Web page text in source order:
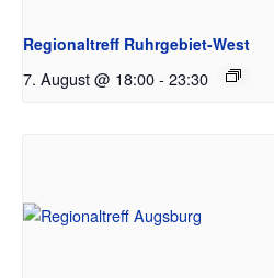
Regionaltreff Ruhrgebiet-West
7. August @ 18:00- 23:30